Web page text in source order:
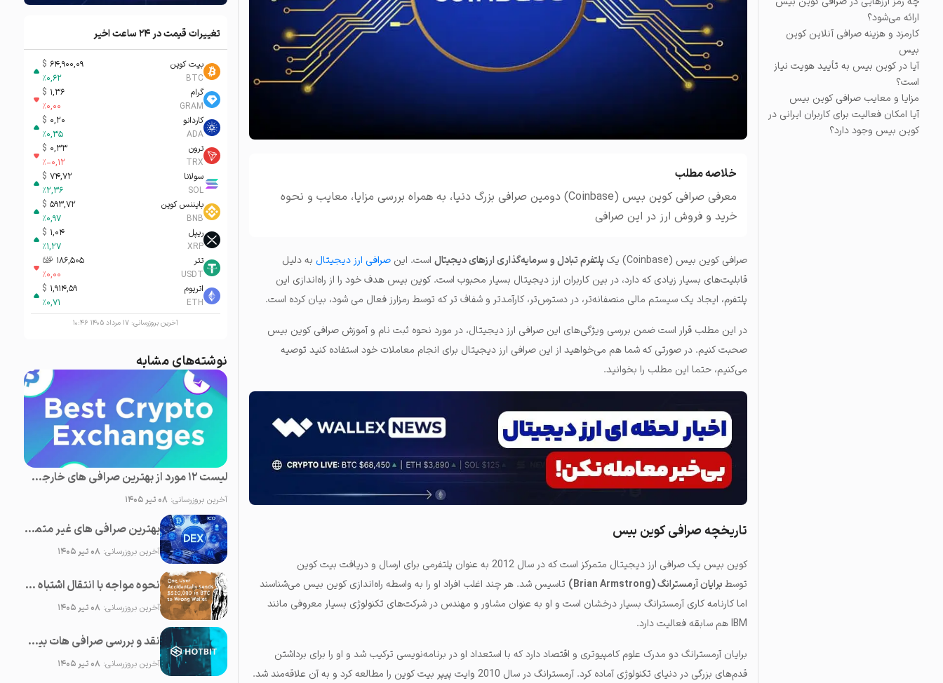
تاریخچه معاملات
مشاهده سفارش‌های باز، معاملات و ...
ارائه می‌شود؟
کارمزد و هزینه صرافی آنلاین کوین
بیس
آیا در کوین بیس به تأیید هویت نیاز
است؟
مزایا و معایب صرافی کوین بیس
آیا امکان فعالیت برای کاربران ایرانی در
کوین بیس وجود دارد؟
خلاصه مطلب
معرفی صرافی کوین بیس (Coinbase) دومین صرافی بزرگ دنیا، به همراه بررسی مزایا، معایب و نحوه
خرید و فروش ارز در این صرافی
صرافی کوین بیس (Coinbase) یک پلتفرم تبادل و سرمایه‌گذاری ارزهای دیجیتالاست. این صرافی ارز دیجیتالبه دلیل
قابلیت‌های بسیار زیادی که دارد، در بین کاربران ارز دیجیتال بسیار محبوب است. کوین بیس هدف خود را از راه‌اندازی این
پلتفرم، ایجاد یک سیستم مالی منصفانه‌تر، در دسترس‌تر، کارآمدتر و شفاف تر که توسط رمزارز فعال می شود، بیان کرده است.
در این مطلب قرار است ضمن بررسی ویژگی‌های این صرافی ارز دیجیتال، در مورد نحوه ثبت نام و آموزش صرافی کوین بیس
صحبت کنیم. در صورتی که شما هم می‌خواهید از این صرافی ارز دیجیتال برای انجام معاملات خود استفاده کنید توصیه
می‌کنیم، حتما این مطلب را بخوانید.
تاریخچه صرافی کوین بیس
کوین بیس یک صرافی ارز دیجیتال متمرکز است که در سال 2012 به عنوان پلتفرمی برای ارسال و دریافت بیت کوین
توسطبرایان آرمسترانگ (Brian Armstrong)
تاسیس شد. هر چند اغلب افراد او را به واسطه راه‌اندازی کوین بیس می‌شناسند
اما کارنامه کاری آرمسترانگ بسیار درخشان است و او به عنوان مشاور و مهندس در شرکت‌های تکنولوژی بسیار معروفی مانند
IBM هم سابقه فعالیت دارد.
برایان آرمسترانگ دو مدرک علوم کامپیوتری و اقتصاد دارد که با استعداد او در برنامه‌نویسی‌ ترکیب شد و او را برای برداشتن
قدم‌های بزرگی در دنیای تکنولوژی آماده کرد. آرمسترانگ در سال 2010 وایت پیپر بیت کوین را مطالعه کرد و به آن علاقه‌مند شد.
تغییرات قیمت در ۲۴ ساعت اخیر
بیت کوین
BTC
64,900,09
$
%0,62
گرام
GRAM
1,36
$
%0,00
کاردانو
ADA
0,20
$
%0,35
ترون
TRX
0,33
$
%-0,12
سولانا
SOL
74,72
$
%2,36
بایننس کوین
BNB
593,72
$
%0,97
ریپل
XRP
1,04
$
%1,27
تتر
USDT
186,505 تومان-ء
%0,00
اتریوم
ETH
1,914,59
$
%0,71
آخرین بروزرسانی: ۱۷ مرداد ۱۴۰۵ ۱۰:۴۶
نوشته‌های مشابه
لیست 12 مورد از بهترین صرافی های خارجی ارز دیجیتال
آخرین بروزرسانی: ۰۸ تیر ۱۴۰۵
بهترین صرافی های غیر متمرکز ارز دیجیتال؛ لیست 11 صرافی DEX برای ایرانی ها
آخرین بروزرسانی:۰۸ تیر ۱۴۰۵
نحوه مواجه با انتقال اشتباه ارز دیجیتال
آخرین بروزرسانی:۰۸ تیر ۱۴۰۵
نقد و بررسی صرافی هات بیت (Hotbit) و نحوه خارج کردن سرمایه از آن
آخرین بروزرسانی:۰۸ تیر ۱۴۰۵